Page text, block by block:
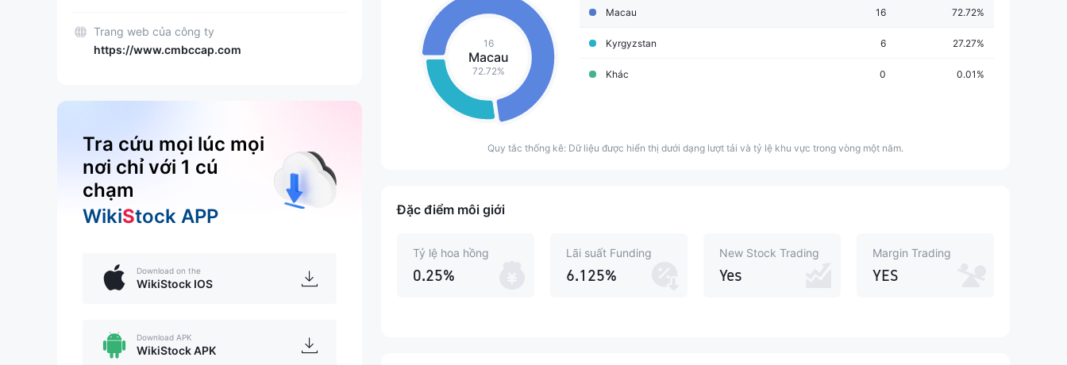
Trang web của công ty
https://www.cmbccap.com
Tra cứu mọi lúc mọi
nơi chỉ với 1 cú
chạm
WikiStock APP
Download on the
WikiStock IOS
Download APK
WikiStock APK
16
Macau
72.72%
Macau
16 72.72%
Kyrgyzstan 6 27.27%
Khác 0 0.01%
Quy tắc thống kê: Dữ liệu được hiển thị dưới dạng lượt tải và tỷ lệ khu vực trong vòng một năm.
Đặc điểm môi giới
Tỷ lệ hoa hồng
0.25%
Lãi suất Funding
6.125%
New Stock Trading
Yes
Margin Trading
YES